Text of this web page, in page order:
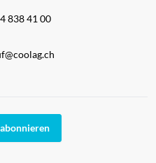
838 41 00